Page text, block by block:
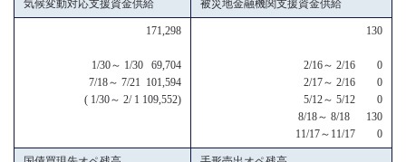
気候変動対応支援資金供給 被災地金融機関支援資金供給
171,298
1/30～ 1/30 69,704
7/18～ 7/21 101,594
( 1/30～ 2/ 1 109,552)
130
2/16～ 2/16 0
2/17～ 2/16 0
5/12～ 5/12 0
8/18～ 8/18 130
11/17～11/17 0